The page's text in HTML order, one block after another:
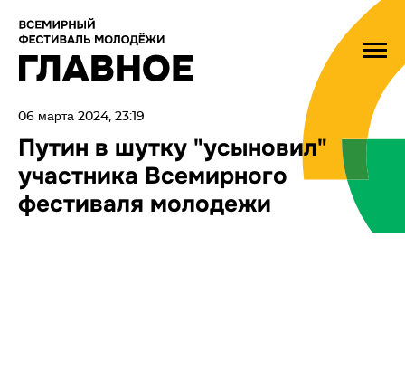
06 марта 2024, 23:19
Путин в шутку "усыновил"
участника Всемирного
фестиваля молодежи